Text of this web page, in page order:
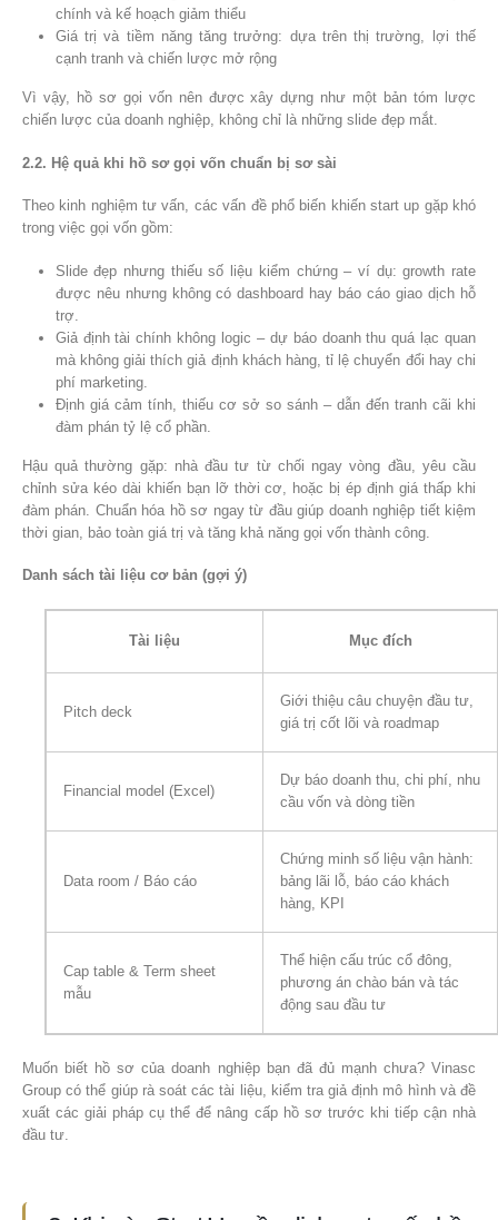
chính và kế hoạch giảm thiểu
Giá trị và tiềm năng tăng trưởng: dựa trên thị trường, lợi thế
cạnh tranh và chiến lược mở rộng
Vì vậy, hồ sơ gọi vốn nên được xây dựng như một bản tóm lược
chiến lược của doanh nghiệp, không chỉ là những slide đẹp mắt.
2.2. Hệ quả khi hồ sơ gọi vốn chuẩn bị sơ sài
Theo kinh nghiệm tư vấn, các vấn đề phổ biến khiến start up gặp khó
trong việc gọi vốn gồm:
Slide đẹp nhưng thiếu số liệu kiểm chứng – ví dụ: growth rate
được nêu nhưng không có dashboard hay báo cáo giao dịch hỗ
trợ.
Giả định tài chính không logic – dự báo doanh thu quá lạc quan
mà không giải thích giả định khách hàng, tỉ lệ chuyển đổi hay chi
phí marketing.
Định giá cảm tính, thiếu cơ sở so sánh – dẫn đến tranh cãi khi
đàm phán tỷ lệ cổ phần.
Hậu quả thường gặp: nhà đầu tư từ chối ngay vòng đầu, yêu cầu
chỉnh sửa kéo dài khiến bạn lỡ thời cơ, hoặc bị ép định giá thấp khi
đàm phán. Chuẩn hóa hồ sơ ngay từ đầu giúp doanh nghiệp tiết kiệm
thời gian, bảo toàn giá trị và tăng khả năng gọi vốn thành công.
Danh sách tài liệu cơ bản (gợi ý)
Tài liệu Mục đích
Pitch deck
Giới thiệu câu chuyện đầu tư,
giá trị cốt lõi và roadmap
Financial model (Excel)
Dự báo doanh thu, chi phí, nhu
cầu vốn và dòng tiền
Data room / Báo cáo
Chứng minh số liệu vận hành:
bảng lãi lỗ, báo cáo khách
hàng, KPI
Cap table & Term sheet
mẫu
Thể hiện cấu trúc cổ đông,
phương án chào bán và tác
động sau đầu tư
Muốn biết hồ sơ của doanh nghiệp bạn đã đủ mạnh chưa? Vinasc
Group có thể giúp rà soát các tài liệu, kiểm tra giả định mô hình và đề
xuất các giải pháp cụ thể để nâng cấp hồ sơ trước khi tiếp cận nhà
đầu tư.